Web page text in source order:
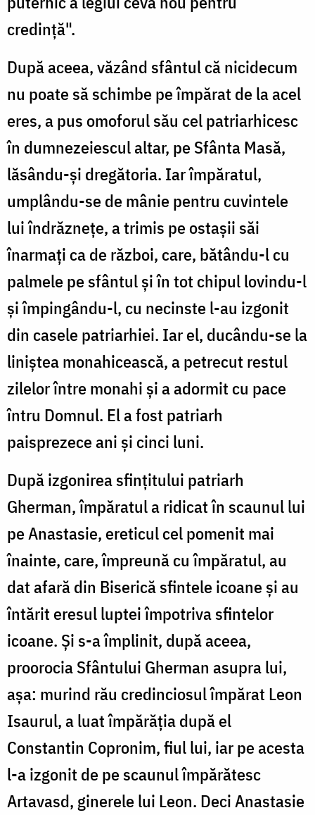
credință".
După aceea, văzând sfântul că nicidecum
nu poate să schimbe pe împărat de la acel
eres, a pus omoforul său cel patriarhicesc
în dumnezeiescul altar, pe Sfânta Masă,
lăsându-și dregătoria. Iar împă­ratul,
umplându-se de mânie pentru cuvintele
lui îndrăznețe, a trimis pe ostașii săi
înarmați ca de război, care, bătându-l cu
palmele pe sfântul și în tot chipul lovindu-l
și împingându-l, cu necinste l-au izgonit
din casele patriarhiei. Iar el, ducându-se la
liniștea monahi­cească, a petrecut restul
zilelor între monahi și a adormit cu pace
întru Domnul. El a fost patriarh
paisprezece ani și cinci luni.
După izgonirea sfințitului patriarh
Gherman, împăratul a ridi­cat în scaunul lui
pe Anastasie, ereticul cel pomenit mai
înainte, care, împreună cu împăratul, au
dat afară din Biserică sfintele icoane și au
întărit eresul luptei împotriva sfintelor
icoane. Și s-a împlinit, după aceea,
proorocia Sfântului Gherman asupra lui,
așa: murind rău credinciosul împărat Leon
Isaurul, a luat împărăția după el
Constantin Copronim, fiul lui, iar pe acesta
l-a izgonit de pe scaunul împărătesc
Artavasd, ginerele lui Leon. Deci Anastasie